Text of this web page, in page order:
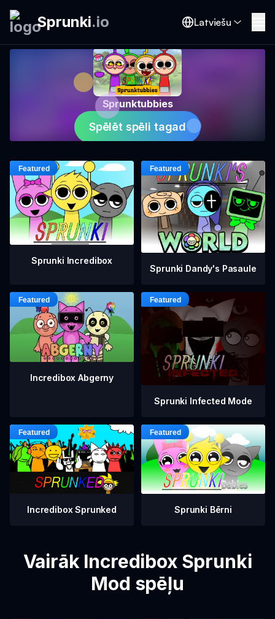
Sprunki.io Latviešu
Sprunktubbies
Spēlēt spēli tagad
Sprunki Incredibox
Sprunki Dandy's Pasaule
Incredibox Abgerny
Sprunki Infected Mode
Incredibox Sprunked Sprunki Bērni
Vairāk Incredibox Sprunki
Mod spēļu